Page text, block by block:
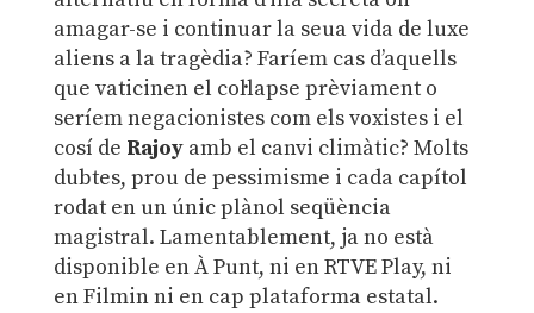
amagar-se i continuar la seua vida de luxe
aliens a la tragèdia? Faríem cas d’aquells
que vaticinen el col·lapse prèviament o
seríem negacionistes com els voxistes i el
cosí de Rajoyamb el canvi climàtic? Molts
dubtes, prou de pessimisme i cada capítol
rodat en un únic plànol seqüència
magistral. Lamentablement, ja no està
disponible en À Punt, ni en RTVE Play, ni
en Filmin ni en cap plataforma estatal.